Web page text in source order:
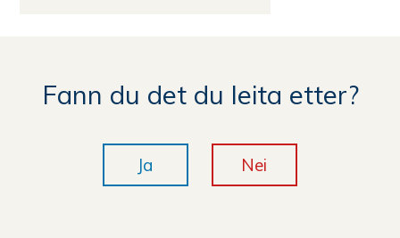
Fann du det du leita etter?
Ja Nei